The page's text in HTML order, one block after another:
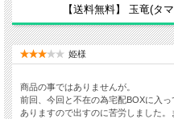
【送料無料】 玉竜(タ
姫様
商品の事ではありませんが。
前回、今回と不在の為宅配BOXに入
ありますので出すのに苦労しました